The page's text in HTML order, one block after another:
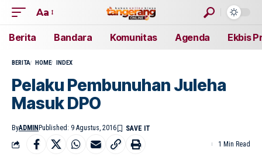
Aa
Berita Bandara Komunitas Agenda Ekbis
BERITA HOME INDEX
Pelaku Pembunuhan Juleha
Masuk DPO
ByADMIN Published: 9 Agustus, 2016
1 Min Read